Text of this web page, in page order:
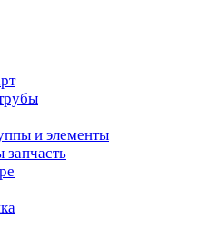
и элементы
запчасть